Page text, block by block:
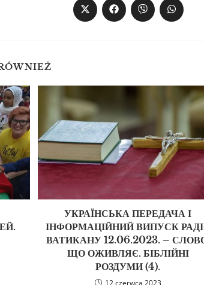
УКРАЇНСЬКА ПЕРЕДАЧА І
ІНФОРМАЦІЙНИЙ ВИПУСК
ВАТИКАНУ 12.06.2023. –
ЩО ОЖИВЛЯЄ. БІБЛІЙНІ
РОЗДУМИ (4).
12 czerwca 2023